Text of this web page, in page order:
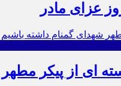
عزای مادر
ای از پیکر